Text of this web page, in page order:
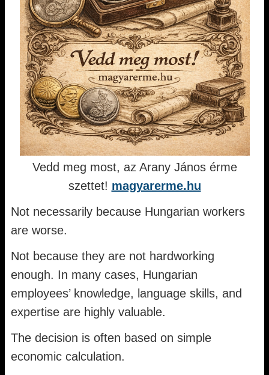
Vedd meg most, az Arany János érme
szettet! magyarerme.hu
Not necessarily because Hungarian workers
are worse.
Not because they are not hardworking
enough. In many cases, Hungarian
employees’ knowledge, language skills, and
expertise are highly valuable.
The decision is often based on simple
economic calculation.